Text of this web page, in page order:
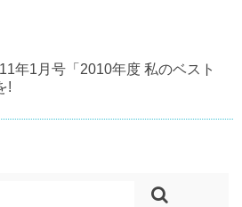
年1月号「2010年度 私のベスト
!